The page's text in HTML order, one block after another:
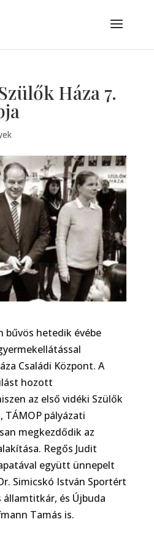
Háza 7.
bűvös hetedik évébe
Családi Központ. A
hozott
az első vidéki Szülők
TÁMOP pályázati
megkezdődik az
Regős Judit
együtt ünnepelt
Simicskó István Sportért
és Újbuda
Tamás is.